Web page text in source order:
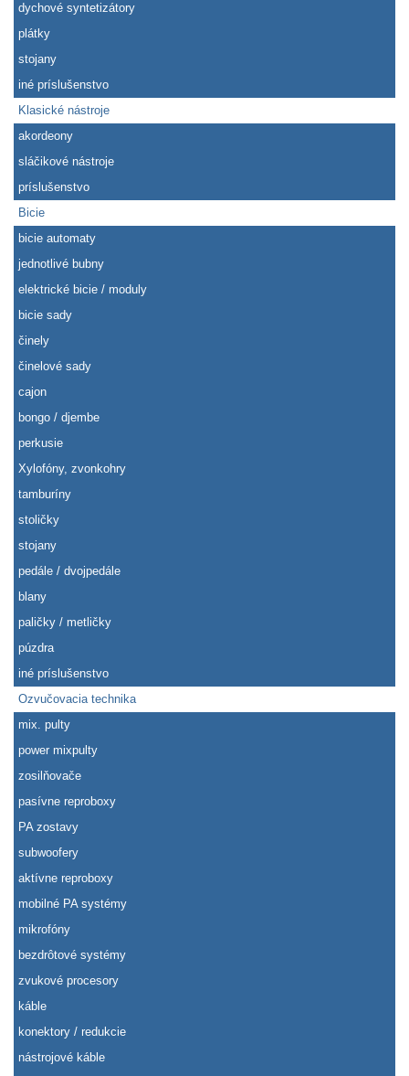
dychové syntetizátory
plátky
stojany
iné príslušenstvo
Klasické nástroje
akordeony
sláčikové nástroje
príslušenstvo
Bicie
bicie automaty
jednotlivé bubny
elektrické bicie / moduly
bicie sady
činely
činelové sady
cajon
bongo / djembe
perkusie
Xylofóny, zvonkohry
tamburíny
stoličky
stojany
pedále / dvojpedále
blany
paličky / metličky
púzdra
iné príslušenstvo
Ozvučovacia technika
mix. pulty
power mixpulty
zosilňovače
pasívne reproboxy
PA zostavy
subwoofery
aktívne reproboxy
mobilné PA systémy
mikrofóny
bezdrôtové systémy
zvukové procesory
káble
konektory / redukcie
nástrojové káble